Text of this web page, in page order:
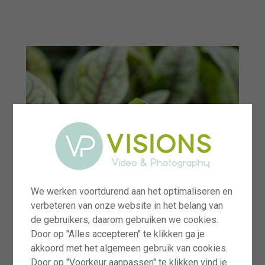
We werken voortdurend aan het optimaliseren en
verbeteren van onze website in het belang van
de gebruikers, daarom gebruiken we cookies.
Door op "Alles accepteren" te klikken ga je
akkoord met het algemeen gebruik van cookies.
Door op "Voorkeur aanpassen" te klikken vind je